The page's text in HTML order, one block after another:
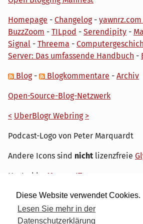
Diese Website verwendet Cookies.
Lesen Sie mehr in der
Datenschutzerklärung
Homepage - Changelog-
BuzzZoom - TILpod - Serendipity -
Signal - Threema -
Server: Das umfassende Handbuch -
Blog- Blogkommentare - Archiv
Open-Source-Blog-Netzwerk
< UberBlogr Webring >
Podcast-Logo von Peter Marquardt
Andere Icons sind nicht lizenzfreie
Hosted by My own IT.